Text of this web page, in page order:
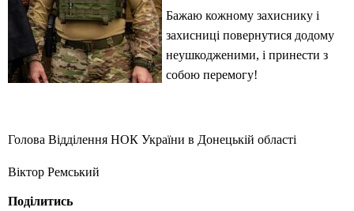
Бажаю кожному захиснику і
захисниці повернутися додому
неушкодженими, і принести з
собою перемогу!
Голова Відділення НОК України в Донецькій області
Віктор Ремський
Поділитись